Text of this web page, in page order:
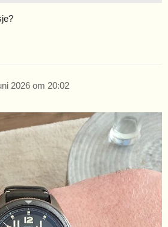
2026 om 20:02